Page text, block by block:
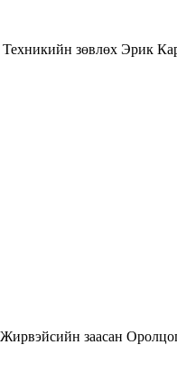
зөвлөх Эрик
заасан